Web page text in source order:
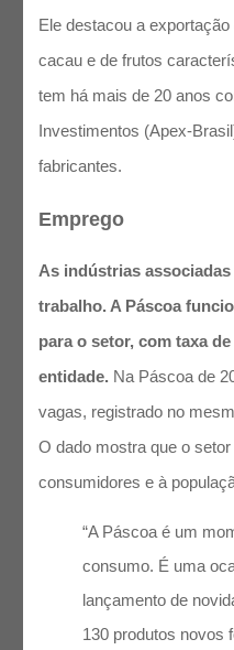
Ele destacou a
cacau e de frutos
tem há mais de 20 anos
Investimentos (Apex-
fabricantes.
Emprego
As indústrias
trabalho. A Páscoa
para o setor, com taxa
entidade. Na Páscoa de
vagas, registrado no
O dado mostra que o
consumidores e à
“A Páscoa é um
consumo. É uma
lançamento de
130 produtos novos